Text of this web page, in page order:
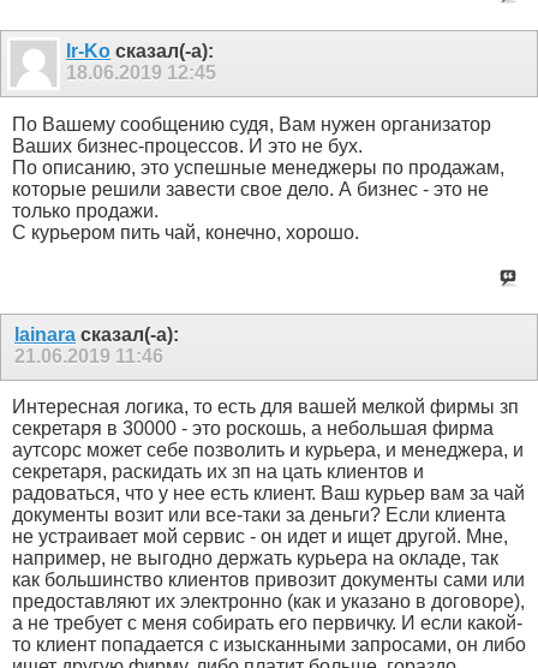
Ir-Ko сказал(-а):
18.06.2019 12:45
По Вашему сообщению судя, Вам нужен организатор
Ваших бизнес-процессов. И это не бух.
По описанию, это успешные менеджеры по продажам,
которые решили завести свое дело. А бизнес - это не
только продажи.
С курьером пить чай, конечно, хорошо.
lainara сказал(-а):
21.06.2019 11:46
Интересная логика, то есть для вашей мелкой фирмы зп
секретаря в 30000 - это роскошь, а небольшая фирма
аутсорс может себе позволить и курьера, и менеджера, и
секретаря, раскидать их зп на цать клиентов и
радоваться, что у нее есть клиент. Ваш курьер вам за чай
документы возит или все-таки за деньги? Если клиента
не устраивает мой сервис - он идет и ищет другой. Мне,
например, не выгодно держать курьера на окладе, так
как большинство клиентов привозит документы сами или
предоставляют их электронно (как и указано в договоре),
а не требует с меня собирать его первичку. И если какой-
то клиент попадается с изысканными запросами, он либо